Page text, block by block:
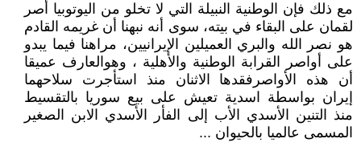
مع ذلك فإن الوطنية النبيلة التي لا تخلو من اليوتوبيا أصر
لقمان على البقاء في بيته، سوى أنه نبهنا أن غريمه القادم
هو نصر الله والبري العميلين الإيرانيين، مراهنا فيما يبدو
على أواصر القرابة الوطنية والأهلية ، وهوالعارف عميقا
أن هذه الأواصرفقدها الاثنان منذ استأجرت سلاحهما
إيران بواسطة اسدية تعيش على بيع سوريا بالتقسيط
منذ التنين الأسدي الأب إلى الفأر الأسدي الابن الصغير
المسمى عالميا بالحيوان ...